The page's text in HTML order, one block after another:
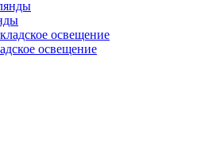
освещение